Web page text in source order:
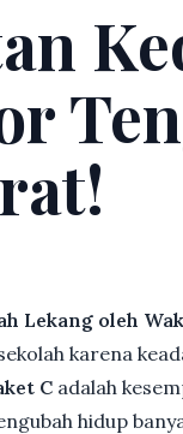
Lekang oleh
karena
C adalah
hidup